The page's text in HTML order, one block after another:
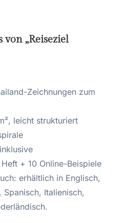
von „Reiseziel
Zeichnungen zum
leicht strukturiert
+ 10 Online-Beispiele
erhältlich in Englisch,
Spanisch, Italienisch,